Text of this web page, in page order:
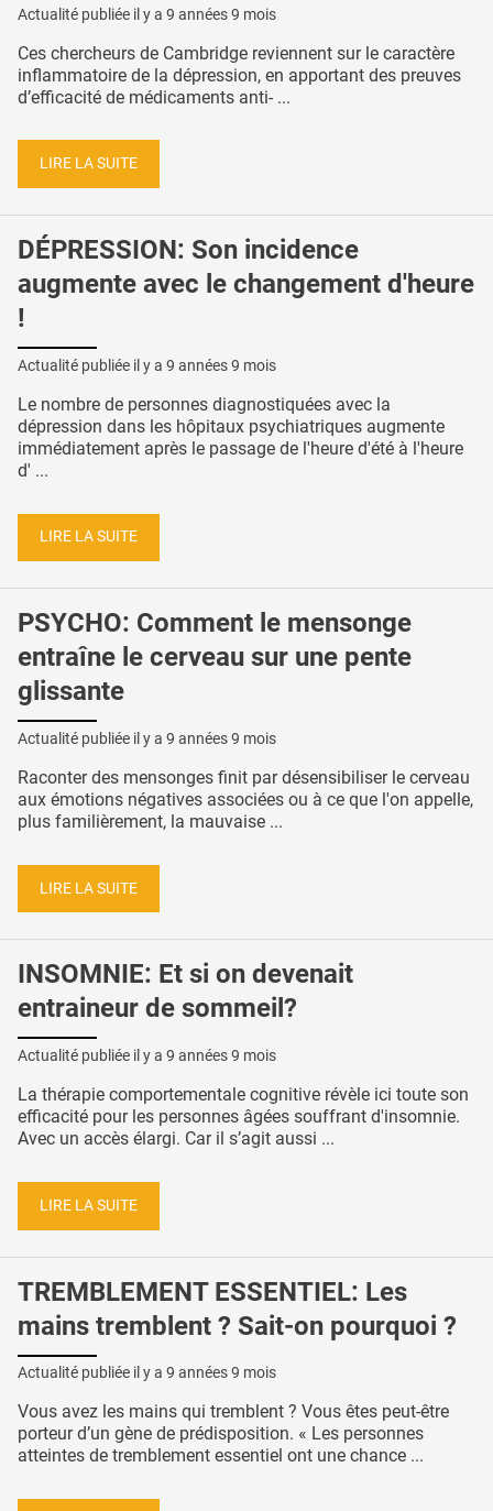
Actualité publiée il y a 9 années 9 mois
Ces chercheurs de Cambridge reviennent sur le caractère
inflammatoire de la dépression, en apportant des preuves
d’efficacité de médicaments anti- ...
LIRE LA SUITE
DÉPRESSION: Son incidence
augmente avec le changement d'heure
!
Actualité publiée il y a 9 années 9 mois
Le nombre de personnes diagnostiquées avec la
dépression dans les hôpitaux psychiatriques augmente
immédiatement après le passage de l'heure d'été à l'heure
d' ...
LIRE LA SUITE
PSYCHO: Comment le mensonge
entraîne le cerveau sur une pente
glissante
Actualité publiée il y a 9 années 9 mois
Raconter des mensonges finit par désensibiliser le cerveau
aux émotions négatives associées ou à ce que l'on appelle,
plus familièrement, la mauvaise ...
LIRE LA SUITE
INSOMNIE: Et si on devenait
entraineur de sommeil?
Actualité publiée il y a 9 années 9 mois
La thérapie comportementale cognitive révèle ici toute son
efficacité pour les personnes âgées souffrant d'insomnie.
Avec un accès élargi. Car il s’agit aussi ...
LIRE LA SUITE
TREMBLEMENT ESSENTIEL: Les
mains tremblent ? Sait-on pourquoi ?
Actualité publiée il y a 9 années 9 mois
Vous avez les mains qui tremblent ? Vous êtes peut-être
porteur d’un gène de prédisposition. « Les personnes
atteintes de tremblement essentiel ont une chance ...